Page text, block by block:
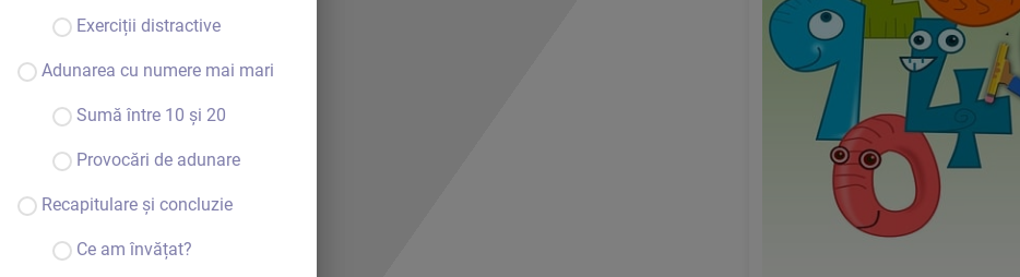
Exerciții distractive
Adunarea cu numere mai mari
Sumă între 10 și 20
Provocări de adunare
Recapitulare și concluzie
Ce am învățat?